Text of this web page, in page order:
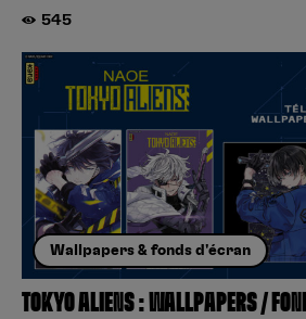
545
Wallpapers & fonds d'écran
TOKYO ALIENS : WALLPAPERS /